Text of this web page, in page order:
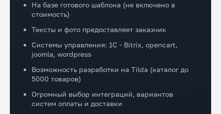
На базе готового шаблона (не включено в
стоимость)
Тексты и фото предоставляет заказчик
Системы управления: 1C - Bitrix, opencart,
joomla, wordpress
Возможность разработки на Tilda (каталог до
5000 товаров)
Огромный выбор интеграций, вариантов
систем оплаты и доставки